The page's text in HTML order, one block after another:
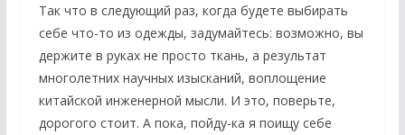
Так что в следующий раз, когда будете выбирать
себе что-то из одежды, задумайтесь: возможно, вы
держите в руках не просто ткань, а результат
многолетних научных изысканий, воплощение
китайской инженерной мысли. И это, поверьте,
дорогого стоит. А пока, пойду-ка я поищу себе